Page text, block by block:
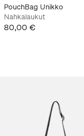
PouchBag Unikko
Nahkalaukut
80,00 €